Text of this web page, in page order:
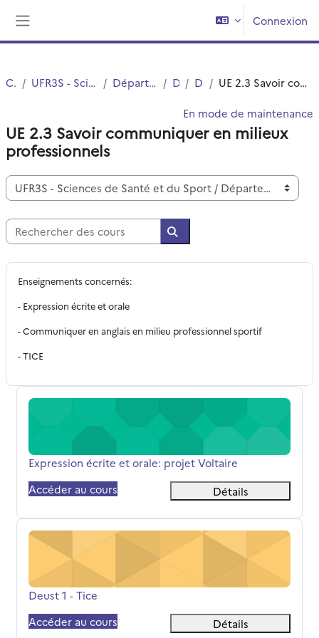
Connexion
Cours UFR3S - Sciences de Santé et du Sport Département UFR3S - SSEP DEUST UE 2.3 Savoir communiquer en milieux professionnels
En mode de maintenance
UE 2.3 Savoir communiquer en milieux
professionnels
Catégories de cours
Rechercher des cours
Rechercher des cours
Enseignements concernés:
- Expression écrite et orale
- Communiquer en anglais en milieu professionnel sportif
- TICE
Expression écrite et orale: projet Voltaire
Nom du cours
Expression écrite et orale: projet Voltaire
Accéder au cours
Détails
Deust 1 - Tice
Nom du cours
Deust 1 - Tice
Accéder au cours
Détails